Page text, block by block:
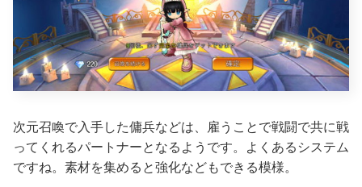
次元召喚で入手した傭兵などは、雇うことで戦闘で共に戦
ってくれるパートナーとなるようです。よくあるシステム
ですね。素材を集めると強化などもできる模様。